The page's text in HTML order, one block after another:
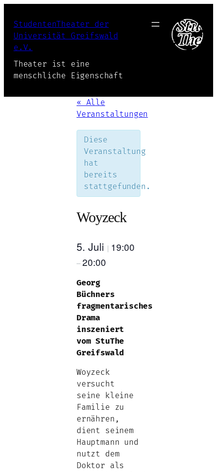
StudentenTheater der
Universität Greifswald
e.V.
Theater ist eine
menschliche Eigenschaft
« Alle
Veranstaltungen
Diese
Veranstaltung
hat
bereits
stattgefunden.
Woyzeck
5. Juli | 19:00
–20:00
Georg
Büchners
fragmentarisches
Drama
inszeniert
vom StuThe
Greifswald
Woyzeck
versucht
seine kleine
Familie zu
ernähren,
dient seinem
Hauptmann und
nutzt dem
Doktor als